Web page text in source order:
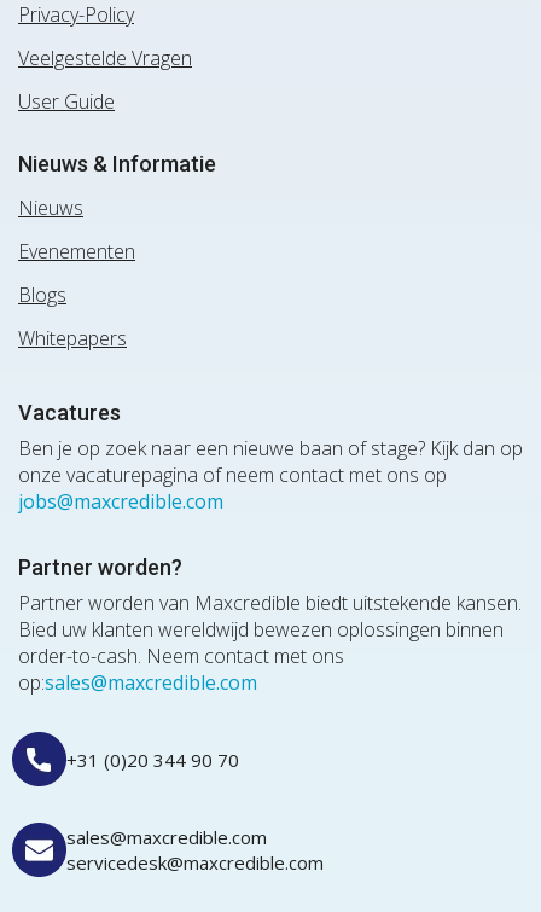
Privacy-Policy
Veelgestelde Vragen
User Guide
Nieuws & Informatie
Nieuws
Evenementen
Blogs
Whitepapers
Vacatures
Ben je op zoek naar een nieuwe baan of stage? Kijk dan op
onze vacaturepagina of neem contact met ons op
jobs@maxcredible.com
Partner worden?
Partner worden van Maxcredible biedt uitstekende kansen.
Bied uw klanten wereldwijd bewezen oplossingen binnen
order-to-cash. Neem contact met ons
op:sales@maxcredible.com
+31 (0)20 344 90 70
sales@maxcredible.com
servicedesk@maxcredible.com